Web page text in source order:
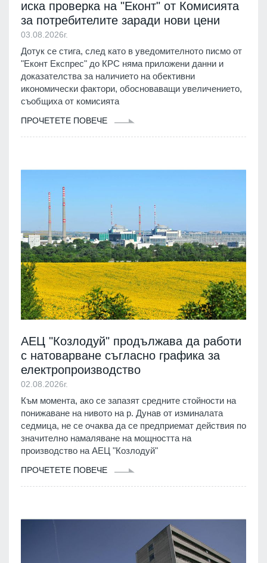
иска проверка на "Еконт" от Комисията
за потребителите заради нови цени
03.08.2026г.
Дотук се стига, след като в уведомителното писмо от
"Еконт Експрес" до КРС няма приложени данни и
доказателства за наличието на обективни
икономически фактори, обосноваващи увеличението,
съобщиха от комисията
ПРОЧЕТЕТЕ ПОВЕЧЕ
АЕЦ "Козлодуй" продължава да работи
с натоварване съгласно графика за
електропроизводство
02.08.2026г.
Към момента, ако се запазят средните стойности на
понижаване на нивото на р. Дунав от изминалата
седмица, не се очаква да се предприемат действия по
значително намаляване на мощността на
производство на АЕЦ "Козлодуй"
ПРОЧЕТЕТЕ ПОВЕЧЕ